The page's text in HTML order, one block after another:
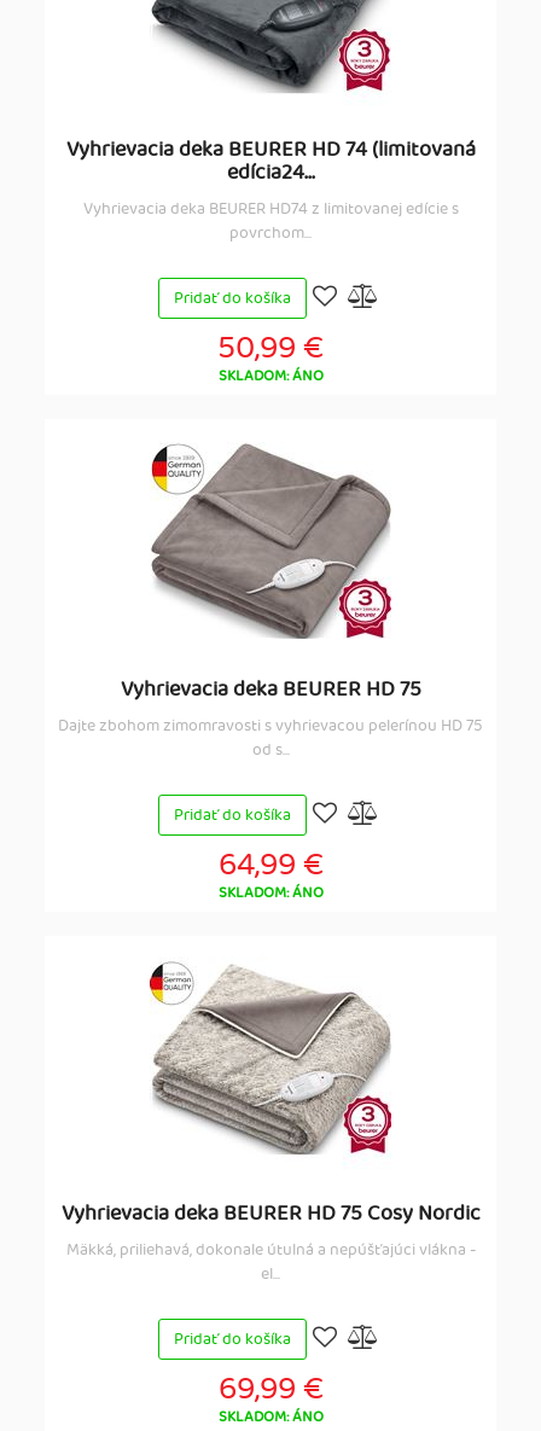
Vyhrievacia deka BEURER HD 74 (limitovaná
edícia24...
Vyhrievacia deka BEURER HD74 z limitovanej edície s
povrchom...
Pridať do košíka
50,99 €
SKLADOM: ÁNO
Vyhrievacia deka BEURER HD 75
Dajte zbohom zimomravosti s vyhrievacou pelerínou HD 75
od s...
Pridať do košíka
64,99 €
SKLADOM: ÁNO
Vyhrievacia deka BEURER HD 75 Cosy Nordic
Mäkká, priliehavá, dokonale útulná a nepúšťajúci vlákna -
el...
Pridať do košíka
69,99 €
SKLADOM: ÁNO